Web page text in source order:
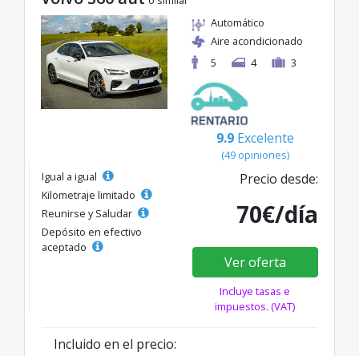
Automático
Aire acondicionado
5
4 3
9.9 Excelente
(49 opiniones)
Igual a igual
Kilometraje limitado
Reunirse y Saludar
Depósito en efectivo
aceptado
Precio desde:
70€/día
Ver oferta
Incluye tasas e
impuestos. (VAT)
Incluido en el precio: